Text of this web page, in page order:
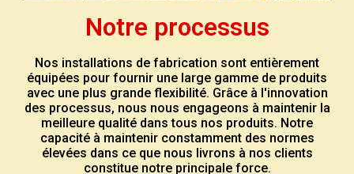
Notre processus
Nos installations de fabrication sont entièrement
équipées pour fournir une large gamme de produits
avec une plus grande flexibilité. Grâce à l'innovation
des processus, nous nous engageons à maintenir la
meilleure qualité dans tous nos produits. Notre
capacité à maintenir constamment des normes
élevées dans ce que nous livrons à nos clients
constitue notre principale force.